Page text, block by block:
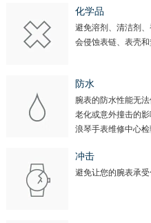
化学品
避免溶剂、清洁剂
会侵蚀表链、表壳和
防水
腕表的防水性能无
老化或意外撞击的
浪琴手表维修中心检
冲击
避免让您的腕表承受